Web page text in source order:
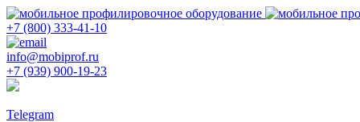
+7 (800) 333-41-10
info@mobiprof.ru
+7 (939) 900-19-23
Telegram